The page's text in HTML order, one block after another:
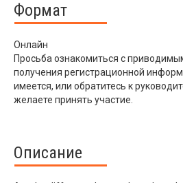
Формат
Онлайн
Просьба ознакомиться с
получения регистрационной
имеется, или обратитесь к
желаете принять участие.
Описание